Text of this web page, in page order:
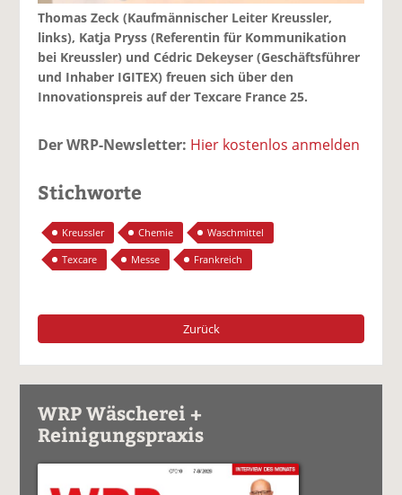
Thomas Zeck (Kaufmännischer Leiter Kreussler,
links), Katja Pryss (Referentin für Kommunikation
bei Kreussler) und Cédric Dekeyser (Geschäftsführer
und Inhaber IGITEX) freuen sich über den
Innovationspreis auf der Texcare France 25.
Der WRP-Newsletter: Hier kostenlos anmelden
Stichworte
Kreussler Chemie
Waschmittel
Texcare
Messe Frankreich
Zurück
WRP Wäscherei +
Reinigungspraxis